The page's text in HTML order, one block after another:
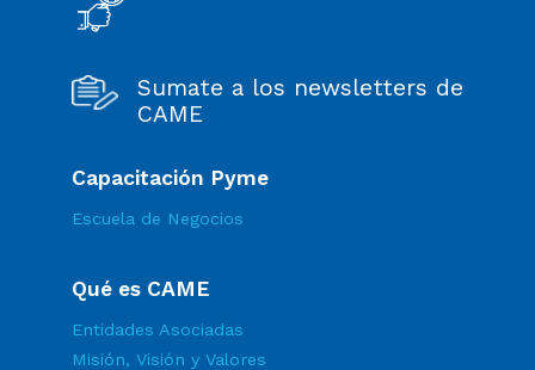
Sumate a los newsletters de
CAME
Capacitación Pyme
Escuela de Negocios
Qué es CAME
Entidades Asociadas
Misión, Visión y Valores